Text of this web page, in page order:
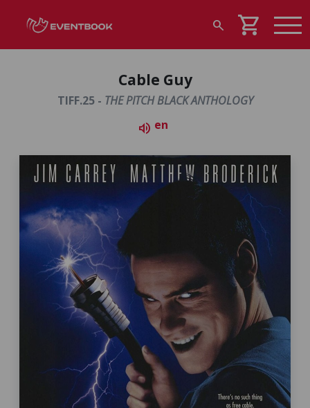
search shopping_cart
Cable Guy
TIFF.25 - THE PITCH BLACK ANTHOLOGY
volume_up en